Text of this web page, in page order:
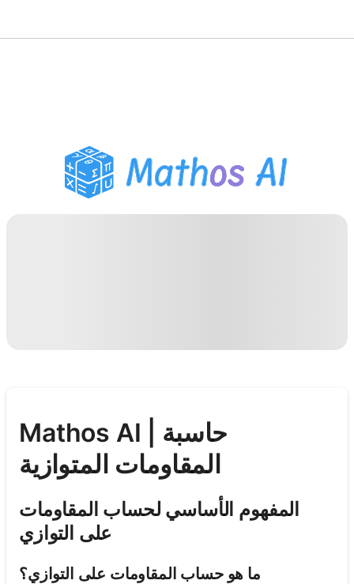
مساعد واجبات PDF
أدوات الدراسة
Mathos AI | حاسبة
المقاومات المتوازية
المفهوم الأساسي لحساب المقاومات
على التوازي
ما هو حساب المقاومات على التوازي؟